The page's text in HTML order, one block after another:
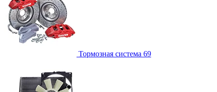
Тормозная система 69